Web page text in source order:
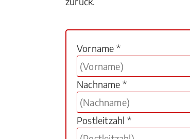
Vorname *
Nachname *
Postleitzahl *